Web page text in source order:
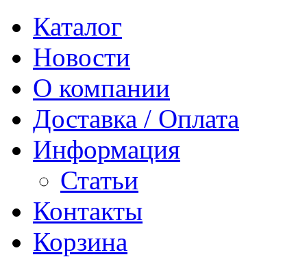
Каталог
Новости
О компании
Доставка / Оплата
Информация
Статьи
Контакты
Корзина